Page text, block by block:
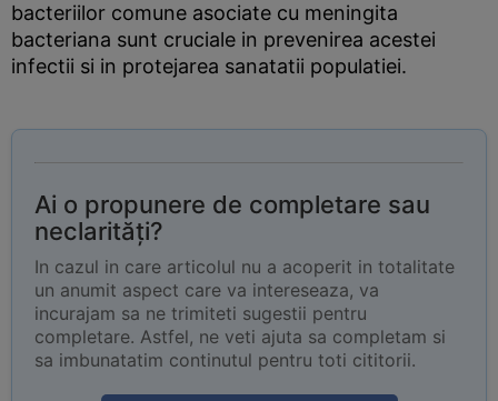
bacteriilor comune asociate cu meningita
bacteriana sunt cruciale in prevenirea acestei
infectii si in protejarea sanatatii populatiei.
Ai o propunere de completare sau
neclarități?
In cazul in care articolul nu a acoperit in totalitate
un anumit aspect care va intereseaza, va
incurajam sa ne trimiteti sugestii pentru
completare. Astfel, ne veti ajuta sa completam si
sa imbunatatim continutul pentru toti cititorii.